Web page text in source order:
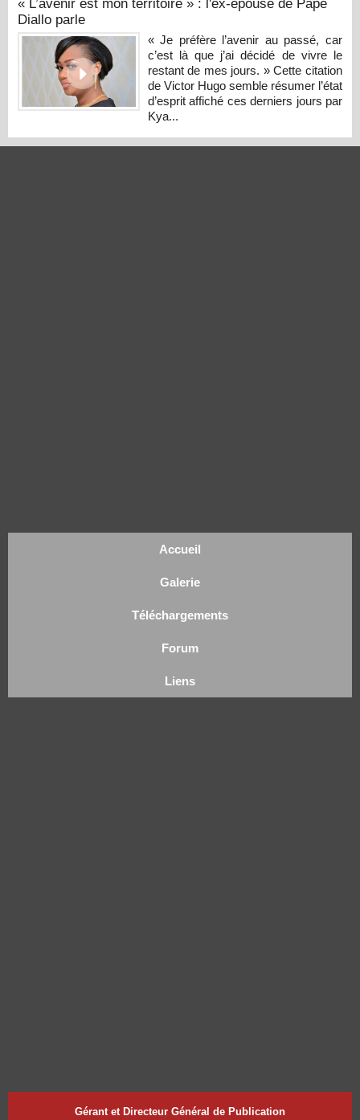
« L’avenir est mon territoire » : l'ex-épouse de Pape
Diallo parle
« Je préfère l’avenir au passé, car
c’est là que j’ai décidé de vivre le
restant de mes jours. » Cette citation
de Victor Hugo semble résumer l’état
d’esprit affiché ces derniers jours par
Kya...
Accueil
Galerie
Téléchargements
Forum
Liens
Gérant et Directeur Général de Publication